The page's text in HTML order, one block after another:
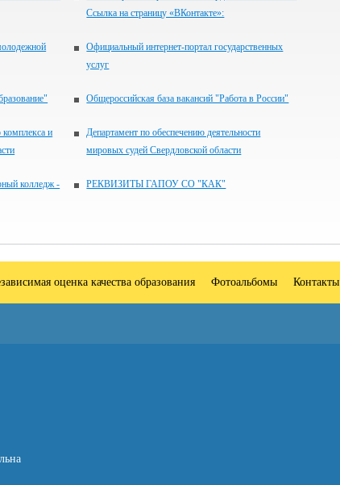
Ссылка на страницу «ВКонтакте»:
Официальный интернет-портал государственных
услуг
Общероссийская база вакансий "Работа в России"
и
Департамент по обеспечению деятельности
мировых судей Свердловской области
колледж -
РЕКВИЗИТЫ ГАПОУ СО "КАК"
оценка качества образования Фотоальбомы Контакты